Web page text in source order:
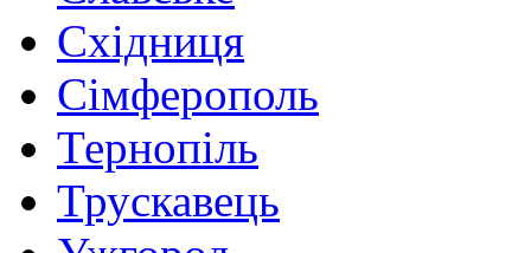
Східниця
Сімферополь
Тернопіль
Трускавець